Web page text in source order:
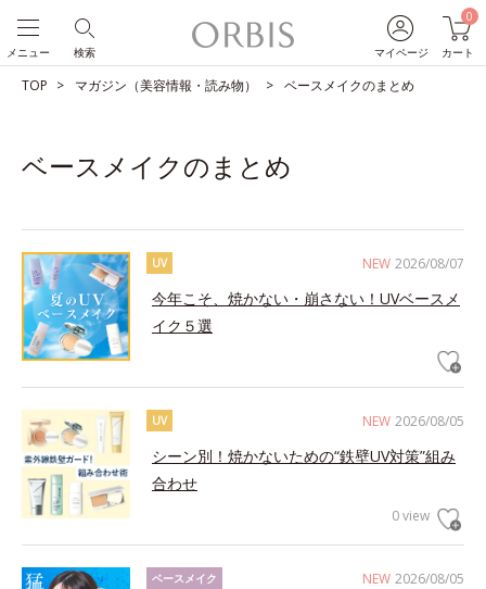
マイページ
0
カート
検索
メニュー
TOP マガジン（美容情報・読み物） ベースメイクのまとめ
ベースメイクのまとめ
NEW 2026/08/07
UV
今年こそ、焼かない・崩さない！UVベースメ
イク５選
NEW 2026/08/05
UV
シーン別！焼かないための“鉄壁UV対策”組み
合わせ
0 view
NEW 2026/08/05
ベースメイク